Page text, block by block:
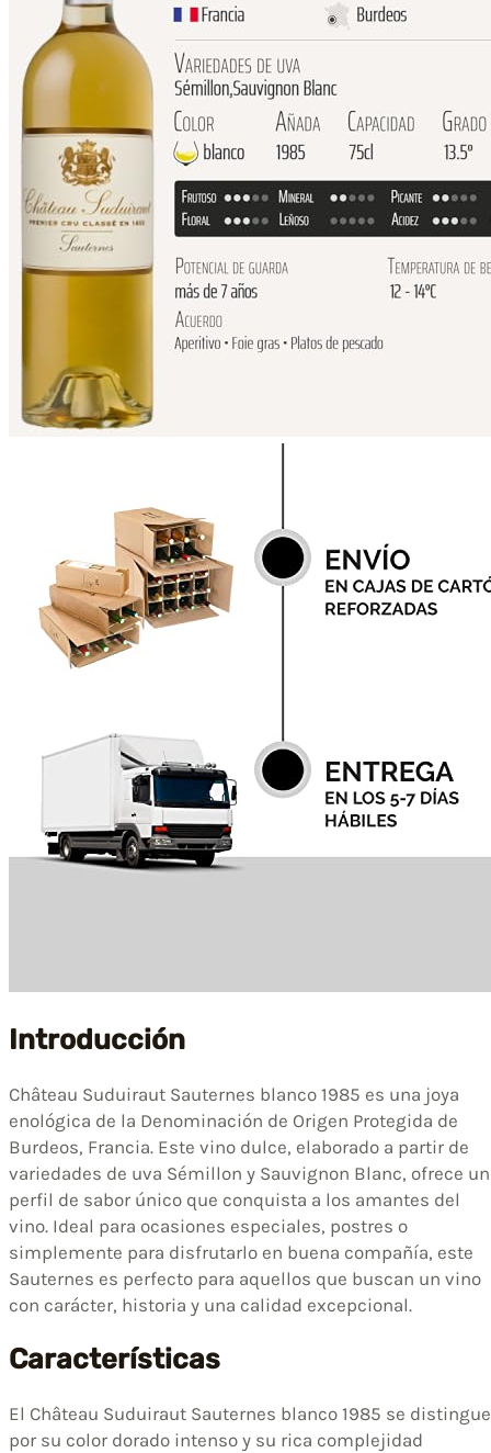
Introducción
Château Suduiraut Sauternes blanco 1985 es una joya
enológica de la Denominación de Origen Protegida de
Burdeos, Francia. Este vino dulce, elaborado a partir de
variedades de uva Sémillon y Sauvignon Blanc, ofrece un
perfil de sabor único que conquista a los amantes del
vino. Ideal para ocasiones especiales, postres o
simplemente para disfrutarlo en buena compañía, este
Sauternes es perfecto para aquellos que buscan un vino
con carácter, historia y una calidad excepcional.
Características
El Château Suduiraut Sauternes blanco 1985 se distingue
por su color dorado intenso y su rica complejidad